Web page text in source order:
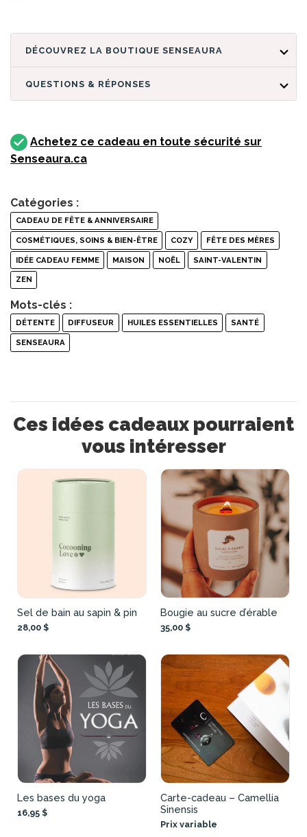
DÉCOUVREZ LA BOUTIQUE SENSEAURA
QUESTIONS & RÉPONSES
Achetez ce cadeau en toute sécurité sur
Senseaura.ca
Catégories :
CADEAU DE FÊTE & ANNIVERSAIRE
COSMÉTIQUES, SOINS & BIEN-ÊTRE COZY FÊTE DES MÈRES
IDÉE CADEAU FEMME MAISON NOËL SAINT-VALENTIN
ZEN
Mots-clés :
DÉTENTE DIFFUSEUR HUILES ESSENTIELLES SANTÉ
SENSEAURA
Ces idées cadeaux pourraient
vous intéresser
Sel de bain au sapin & pin
28,00 $
Bougie au sucre d’érable
35,00 $
Les bases du yoga
16,95 $
Carte-cadeau – Camellia
Sinensis
Prix variable